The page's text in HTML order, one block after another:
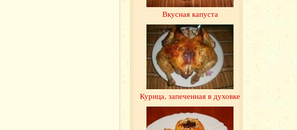
Вкусная капуста
Курица, запеченная в духовке